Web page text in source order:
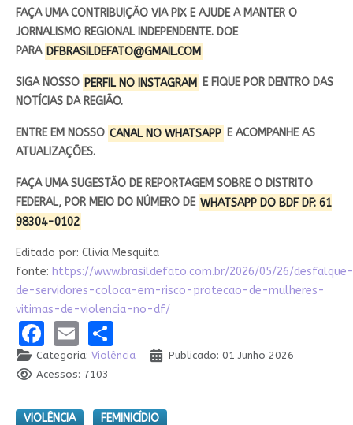
FAÇA UMA CONTRIBUIÇÃO VIA PIX E AJUDE A MANTER O
JORNALISMO REGIONAL INDEPENDENTE. DOE
PARA DFBRASILDEFATO@GMAIL.COM
SIGA NOSSO PERFIL NO INSTAGRAM E FIQUE POR DENTRO DAS
NOTÍCIAS DA REGIÃO.
ENTRE EM NOSSO CANAL NO WHATSAPP E ACOMPANHE AS
ATUALIZAÇÕES.
FAÇA UMA SUGESTÃO DE REPORTAGEM SOBRE O DISTRITO
FEDERAL, POR MEIO DO NÚMERO DE WHATSAPP DO BDF DF: 61
98304-0102
Editado por: Clivia Mesquita
fonte: https://www.brasildefato.com.br/2026/05/26/desfalque-
de-servidores-coloca-em-risco-protecao-de-mulheres-
vitimas-de-violencia-no-df/
Facebook
EmailShare
Categoria: Violência
Publicado: 01 Junho 2026
Acessos: 7103
VIOLÊNCIA FEMINICÍDIO